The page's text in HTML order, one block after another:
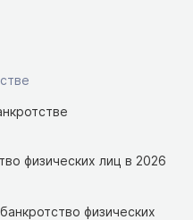
физических лиц в 2026
физических